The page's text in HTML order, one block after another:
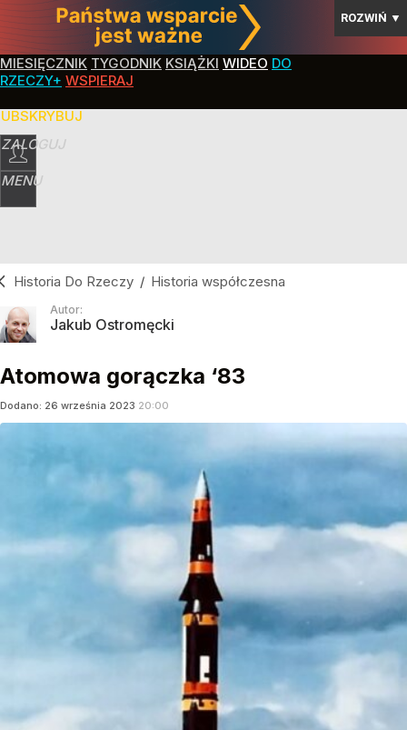
ROZWIŃ ▼
MIESIĘCZNIK TYGODNIK KSIĄŻKI WIDEO DO
RZECZY+ WSPIERAJ
ZALOGUJ
MENU
Historia Do Rzeczy / Historia współczesna
Autor:
Jakub Ostromęcki
Atomowa gorączka ‘83
Dodano: 26 września 2023 20:00